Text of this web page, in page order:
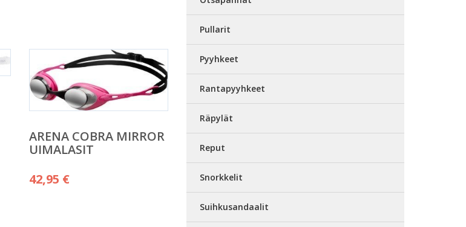
ARENA COBRA MIRROR
UIMALASIT
42,95 €
Pullarit
Pyyhkeet
Rantapyyhkeet
Räpylät
Reput
Snorkkelit
Suihkusandaalit